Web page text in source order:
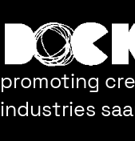
promoting
industries